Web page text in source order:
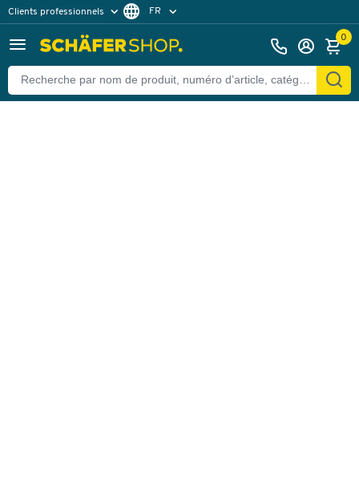
Clients professionnels
Clients particuliers
FR
0
Retour